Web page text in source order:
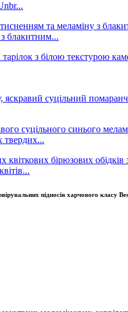
блакитним...
твердих...
підносів харчового